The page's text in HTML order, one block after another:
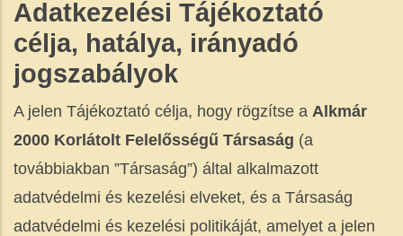
Adatkezelési Tájékoztató
célja, hatálya, irányadó
jogszabályok
A jelen Tájékoztató célja, hogy rögzítse a Alkmár
2000 Korlátolt Felelősségű Társaság (a
továbbiakban ”Társaság”) által alkalmazott
adatvédelmi és kezelési elveket, és a Társaság
adatvédelmi és kezelési politikáját, amelyet a jelen